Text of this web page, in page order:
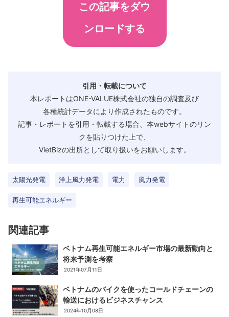
この記事をダウ
ンロードする
引用・転載について
本レポートはONE-VALUE株式会社の独自の調査及び
各種統計データにより作成されたものです。
記事・レポートを引用・転載する場合、本webサイトのリン
クを貼りつけた上で、
VietBizの出所として取り扱いをお願いします。
太陽光発電 洋上風力発電 電力 風力発電
再生可能エネルギー
関連記事
ベトナム再生可能エネルギー市場の最新動向と
将来予測を考察
2021年07月11日
ベトナムのバイクを使ったコールドチェーンの
輸送におけるビジネスチャンス
2024年10月08日